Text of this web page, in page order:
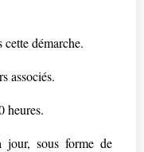
démarche.
associés.
heures.
jour, sous forme de